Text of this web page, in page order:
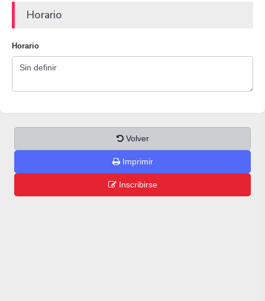
Horario
Horario
Volver
Imprimir
Inscribirse